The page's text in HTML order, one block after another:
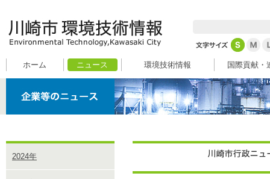
ホーム ニュース 環境技術情報 国際貢献・
2024年